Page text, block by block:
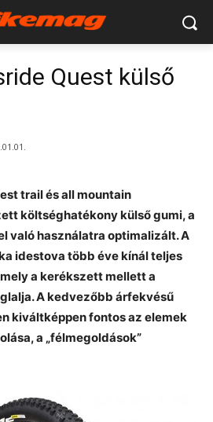
Quest külső
trail és all mountain
költséghatékony külső gumi, a
való használatra optimalizált. A
idestova több éve kínál teljes
a kerékszett mellett a
A kedvezőbb árfekvésű
kiváltképpen fontos az elemek
a „félmegoldások”